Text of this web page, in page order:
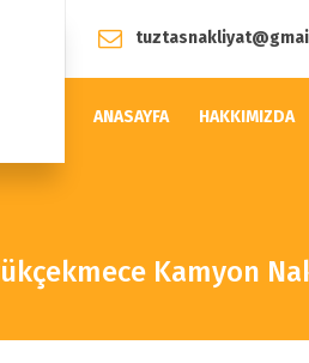
ANASAYFA HAKKIMIZDA
Kamyon